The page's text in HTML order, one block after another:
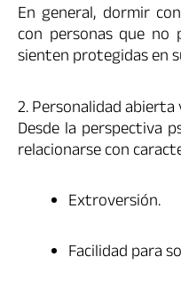
En general, dormir
con personas que no
sienten protegidas en
2. Personalidad abierta
Desde la perspectiva
relacionarse con
Extroversión.
Facilidad para